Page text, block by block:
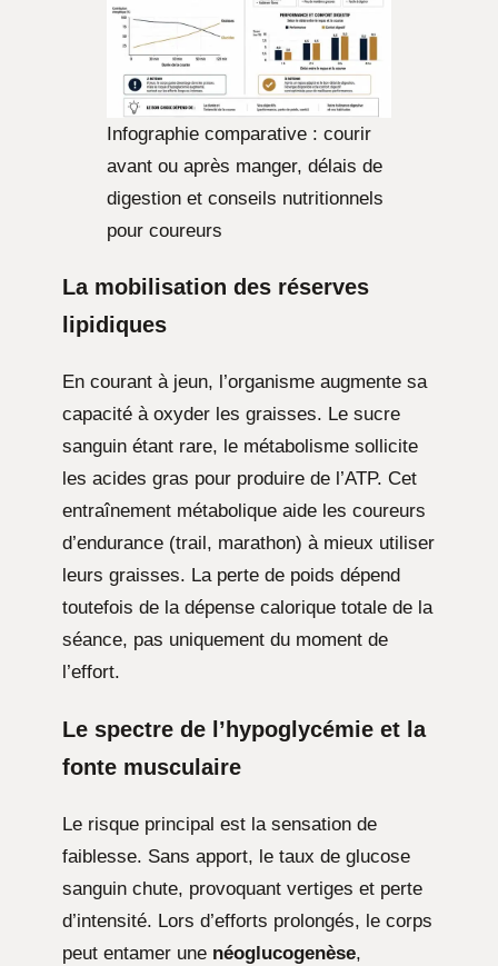
Infographie comparative : courir
avant ou après manger, délais de
digestion et conseils nutritionnels
pour coureurs
La mobilisation des réserves
lipidiques
En courant à jeun, l’organisme augmente sa
capacité à oxyder les graisses. Le sucre
sanguin étant rare, le métabolisme sollicite
les acides gras pour produire de l’ATP. Cet
entraînement métabolique aide les coureurs
d’endurance (trail, marathon) à mieux utiliser
leurs graisses. La perte de poids dépend
toutefois de la dépense calorique totale de la
séance, pas uniquement du moment de
l’effort.
Le spectre de l’hypoglycémie et la
fonte musculaire
Le risque principal est la sensation de
faiblesse. Sans apport, le taux de glucose
sanguin chute, provoquant vertiges et perte
d’intensité. Lors d’efforts prolongés, le corps
peut entamer une néoglucogenèse,